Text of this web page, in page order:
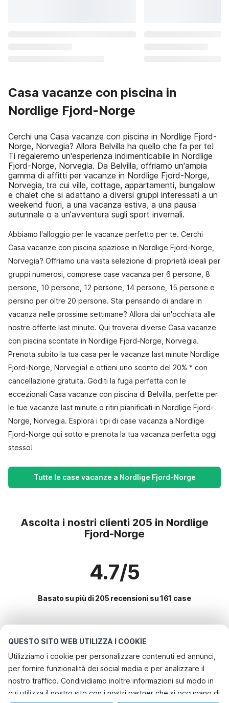
QUESTO SITO WEB UTILIZZA I COOKIE
Utilizziamo i cookie per personalizzare contenuti ed annunci,
per fornire funzionalità dei social media e per analizzare il
nostro traffico. Condividiamo inoltre informazioni sul modo in
cui utilizza il nostro sito con i nostri partner che si occupano di
Casa vacanze con piscina in
Nordlige Fjord-Norge
Cerchi una Casa vacanze con piscina in Nordlige Fjord-
Norge, Norvegia? Allora Belvilla ha quello che fa per te!
Ti regaleremo un'esperienza indimenticabile in Nordlige
Fjord-Norge, Norvegia. Da Belvilla, offriamo un'ampia
gamma di affitti per vacanze in Nordlige Fjord-Norge,
Norvegia, tra cui ville, cottage, appartamenti, bungalow
e chalet che si adattano a diversi gruppi interessati a un
weekend fuori, a una vacanza estiva, a una pausa
autunnale o a un'avventura sugli sport invernali.
Abbiamo l'alloggio per le vacanze perfetto per te. Cerchi
Casa vacanze con piscina spaziose in Nordlige Fjord-Norge,
Norvegia? Offriamo una vasta selezione di proprietà ideali per
gruppi numerosi, comprese case vacanza per 6 persone, 8
persone, 10 persone, 12 persone, 14 persone, 15 persone e
persino per oltre 20 persone. Stai pensando di andare in
vacanza nelle prossime settimane? Allora dai un'occhiata alle
nostre offerte last minute. Qui troverai diverse Casa vacanze
con piscina scontate in Nordlige Fjord-Norge, Norvegia.
Prenota subito la tua casa per le vacanze last minute Nordlige
Fjord-Norge, Norvegia! e ottieni uno sconto del 20% * con
cancellazione gratuita. Goditi la fuga perfetta con le
eccezionali Casa vacanze con piscina di Belvilla, perfette per
le tue vacanze last minute o ritiri pianificati in Nordlige Fjord-
Norge, Norvegia. Esplora i tipi di case vacanza a Nordlige
Fjord-Norge qui sotto e prenota la tua vacanza perfetta oggi
stesso!
Tutte le case vacanze a Nordlige Fjord-Norge
Ascolta i nostri clienti 205 in Nordlige
Fjord-Norge
4.7/5
Basato su più di 205 recensioni su 161 case
Le destinazioni più popolari per le
vacanze
Servizi più popolari per le vacanze in Nordlige fjord-norge
Casa vacanze con barbecue
Le migliori regioni con i migliori servizi per le vacanze